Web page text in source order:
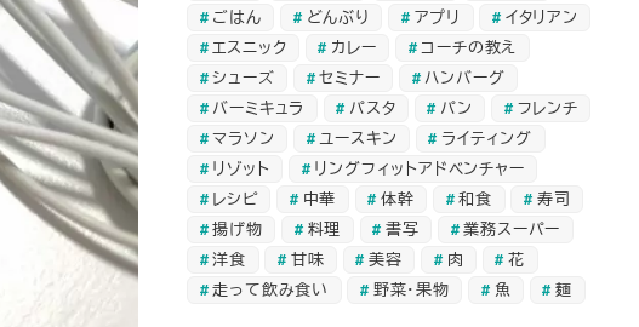
ごはん
どんぶり アプリ
イタリアン
エスニック
カレー
コーチの教え
シューズ
セミナー
ハンバーグ
バーミキュラ
パスタ パン
フレンチ
マラソン
ユースキン
ライティング
リゾット
リングフィットアドベンチャー
レシピ
中華 体幹 和食
寿司
揚げ物
料理 書写
業務スーパー
洋食
甘味 美容 肉
花
走って飲み食い
野菜・果物 魚 麺